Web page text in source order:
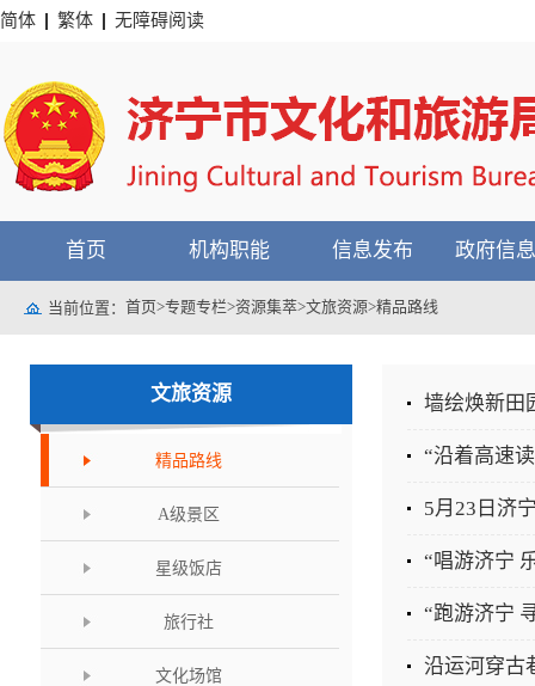
简体 繁体 无障碍阅读
首页 机构职能 信息发布 政府信
当前位置： 首页>专题专栏>资源集萃>文旅资源>精品路线
文旅资源
精品路线
A级景区
星级饭店
旅行社
文化场馆
墙绘焕新田
“沿着高速
5月23日济
“跑游济宁
沿运河穿古